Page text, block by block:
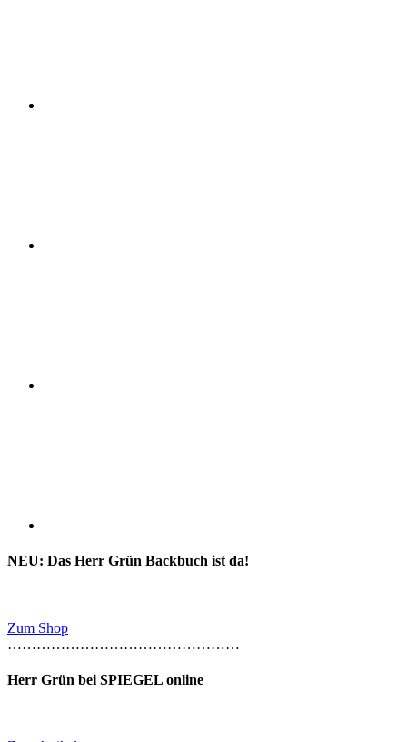
NEU: Das Herr Grün Backbuch ist da!
Zum Shop
…………………………………………
Herr Grün bei SPIEGEL online